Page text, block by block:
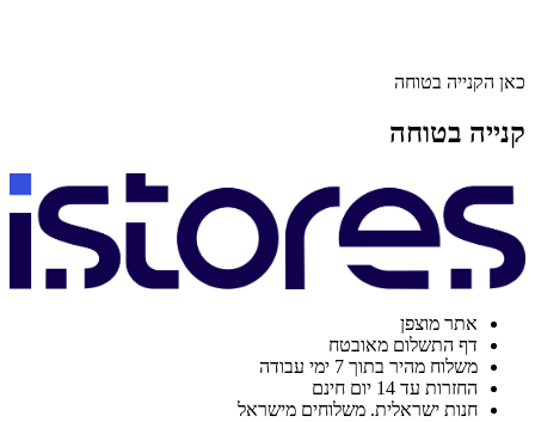
כאן הקנייה בטוחה
קנייה בטוחה
אתר מוצפן
דף התשלום מאובטח
משלוח מהיר בתוך 7 ימי עבודה
החזרות עד 14 יום חינם
חנות ישראלית. משלוחים מישראל